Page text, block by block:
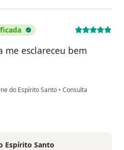
me esclareceu bem
do Espírito Santo • Consulta
Espírito Santo